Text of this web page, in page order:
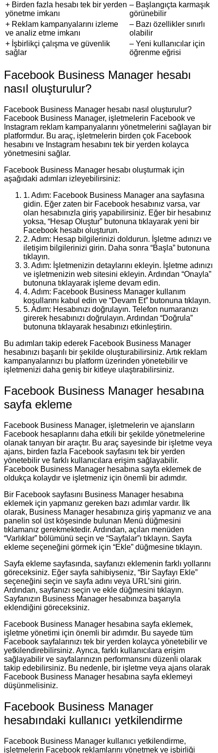
+ Birden fazla hesabı tek bir yerden
yönetme imkanı
– Başlangıçta karmaşık
görünebilir
+ Reklam kampanyalarını izleme
ve analiz etme imkanı
– Bazı özellikler sınırlı
olabilir
+ İşbirlikçi çalışma ve güvenlik
sağlar
– Yeni kullanıcılar için
öğrenme eğrisi
Facebook Business Manager hesabı
nasıl oluşturulur?
Facebook Business Manager hesabı nasıl oluşturulur?
Facebook Business Manager, işletmelerin Facebook ve
Instagram reklam kampanyalarını yönetmelerini sağlayan bir
platformdur. Bu araç, işletmelerin birden çok Facebook
hesabını ve Instagram hesabını tek bir yerden kolayca
yönetmesini sağlar.
Facebook Business Manager hesabı oluşturmak için
aşağıdaki adımları izleyebilirsiniz:
1. Adım: Facebook Business Manager ana sayfasına
gidin. Eğer zaten bir Facebook hesabınız varsa, var
olan hesabınızla giriş yapabilirsiniz. Eğer bir hesabınız
yoksa, “Hesap Oluştur” butonuna tıklayarak yeni bir
Facebook hesabı oluşturun.
2. Adım: Hesap bilgilerinizi doldurun. İşletme adınızı ve
iletişim bilgilerinizi girin. Daha sonra “Başla” butonuna
tıklayın.
3. Adım: İşletmenizin detaylarını ekleyin. İşletme adınızı
ve işletmenizin web sitesini ekleyin. Ardından “Onayla”
butonuna tıklayarak işleme devam edin.
4. Adım: Facebook Business Manager kullanım
koşullarını kabul edin ve “Devam Et” butonuna tıklayın.
5. Adım: Hesabınızı doğrulayın. Telefon numaranızı
girerek hesabınızı doğrulayın. Ardından “Doğrula”
butonuna tıklayarak hesabınızı etkinleştirin.
Bu adımları takip ederek Facebook Business Manager
hesabınızı başarılı bir şekilde oluşturabilirsiniz. Artık reklam
kampanyalarınızı bu platform üzerinden yönetebilir ve
işletmenizi daha geniş bir kitleye ulaştırabilirsiniz.
Facebook Business Manager hesabına
sayfa ekleme
Facebook Business Manager, işletmelerin ve ajansların
Facebook hesaplarını daha etkili bir şekilde yönetmelerine
olanak tanıyan bir araçtır. Bu araç sayesinde bir işletme veya
ajans, birden fazla Facebook sayfasını tek bir yerden
yönetebilir ve farklı kullanıcılara erişim sağlayabilir.
Facebook Business Manager hesabına sayfa eklemek de
oldukça kolaydır ve işletmeniz için önemli bir adımdır.
Bir Facebook sayfasını Business Manager hesabına
eklemek için yapmanız gereken bazı adımlar vardır. İlk
olarak, Business Manager hesabınıza giriş yapmanız ve ana
panelin sol üst köşesinde bulunan Menü düğmesini
tıklamanız gerekmektedir. Ardından, açılan menüden
“Varlıklar” bölümünü seçin ve “Sayfalar”ı tıklayın. Sayfa
ekleme seçeneğini görmek için “Ekle” düğmesine tıklayın.
Sayfa ekleme sayfasında, sayfanızı eklemenin farklı yollarını
göreceksiniz. Eğer sayfa sahibiyseniz, “Bir Sayfayı Ekle”
seçeneğini seçin ve sayfa adını veya URL’sini girin.
Ardından, sayfanızı seçin ve ekle düğmesini tıklayın.
Sayfanızın Business Manager hesabınıza başarıyla
eklendiğini göreceksiniz.
Facebook Business Manager hesabına sayfa eklemek,
işletme yönetimi için önemli bir adımdır. Bu sayede tüm
Facebook sayfalarınızı tek bir yerden kolayca yönetebilir ve
yetkilendirebilirsiniz. Ayrıca, farklı kullanıcılara erişim
sağlayabilir ve sayfalarınızın performansını düzenli olarak
takip edebilirsiniz. Bu nedenle, bir işletme veya ajans olarak
Facebook Business Manager hesabına sayfa eklemeyi
düşünmelisiniz.
Facebook Business Manager
hesabındaki kullanıcı yetkilendirme
Facebook Business Manager kullanıcı yetkilendirme,
işletmelerin Facebook reklamlarını yönetmek ve işbirliği